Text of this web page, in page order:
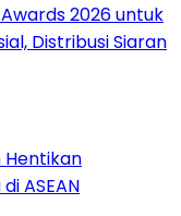
2026 untuk
Distribusi Siaran
Hentikan
ASEAN